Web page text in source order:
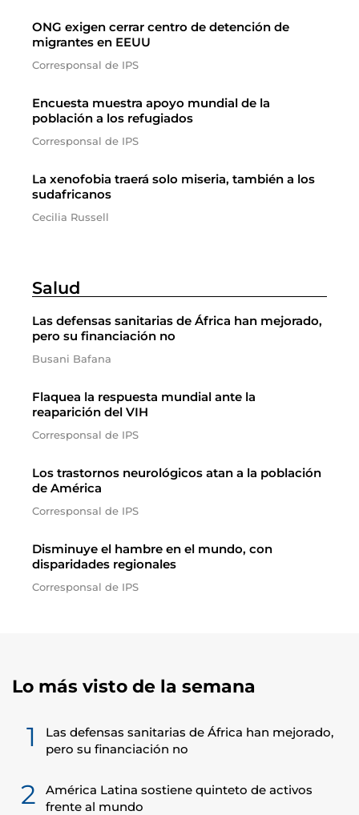
ONG exigen cerrar centro de detención de
migrantes en EEUU
Corresponsal de IPS
Encuesta muestra apoyo mundial de la
población a los refugiados
Corresponsal de IPS
La xenofobia traerá solo miseria, también a los
sudafricanos
Cecilia Russell
Salud
Las defensas sanitarias de África han mejorado,
pero su financiación no
Busani Bafana
Flaquea la respuesta mundial ante la
reaparición del VIH
Corresponsal de IPS
Los trastornos neurológicos atan a la población
de América
Corresponsal de IPS
Disminuye el hambre en el mundo, con
disparidades regionales
Corresponsal de IPS
Lo más visto de la semana
1
Las defensas sanitarias de África han mejorado,
pero su financiación no
2
América Latina sostiene quinteto de activos
frente al mundo